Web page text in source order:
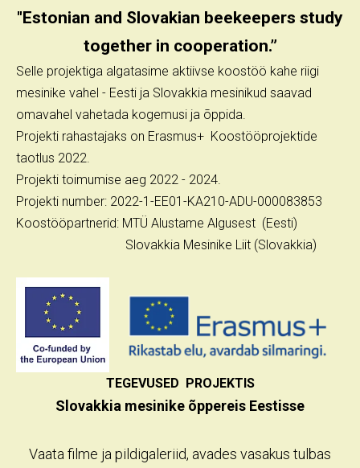
"Estonian and Slovakian beekeepers study
together in cooperation.”
Selle projektiga algatasime aktiivse koostöö kahe riigi
mesinike vahel - Eesti ja Slovakkia mesinikud saavad
omavahel vahetada kogemusi ja õppida.
Projekti rahastajaks on Erasmus+ Koostööprojektide
taotlus 2022.
Projekti toimumise aeg 2022 - 2024.
Projekti number: 2022-1-EE01-KA210-ADU-000083853
Koostööpartnerid: MTÜ Alustame Algusest (Eesti)
Slovakkia Mesinike Liit (Slovakkia)
TEGEVUSED PROJEKTIS
Slovakkia mesinike õppereis Eestisse
Vaata filme ja pildigaleriid, avades vasakus tulbas